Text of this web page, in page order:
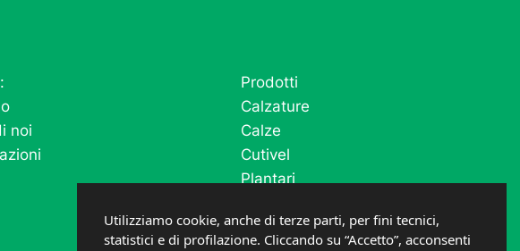
noi
Prodotti
Calzature
Calze
Cutivel
Plantari
Utilizziamo cookie, anche di terze parti, per fini tecnici,
statistici e di profilazione. Cliccando su “Accetto”, acconsenti